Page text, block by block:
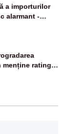
a importurilor
alarmant -
menține ratingul